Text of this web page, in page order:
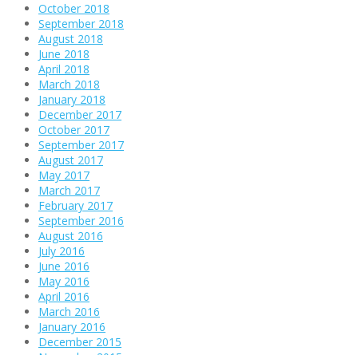
October 2018
September 2018
August 2018
June 2018
April 2018
March 2018
January 2018
December 2017
October 2017
September 2017
August 2017
May 2017
March 2017
February 2017
September 2016
August 2016
July 2016
June 2016
May 2016
April 2016
March 2016
January 2016
December 2015